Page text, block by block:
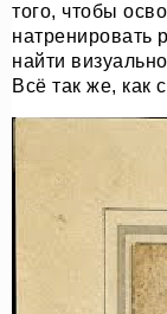
того, чтобы
натренировать
найти
Всё так же, как